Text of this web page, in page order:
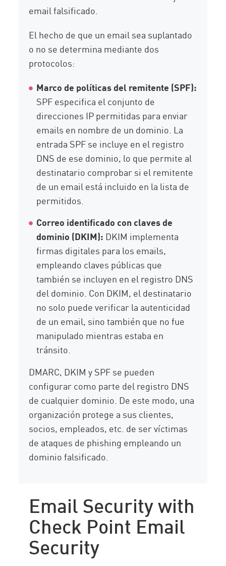
email falsificado.
El hecho de que un email sea suplantado
o no se determina mediante dos
protocolos:
Marco de políticas del remitente (SPF):
SPF especifica el conjunto de
direcciones IP permitidas para enviar
emails en nombre de un dominio. La
entrada SPF se incluye en el registro
DNS de ese dominio, lo que permite al
destinatario comprobar si el remitente
de un email está incluido en la lista de
permitidos.
Correo identificado con claves de
dominio (DKIM): DKIM implementa
firmas digitales para los emails,
empleando claves públicas que
también se incluyen en el registro DNS
del dominio. Con DKIM, el destinatario
no solo puede verificar la autenticidad
de un email, sino también que no fue
manipulado mientras estaba en
tránsito.
DMARC, DKIM y SPF se pueden
configurar como parte del registro DNS
de cualquier dominio. De este modo, una
organización protege a sus clientes,
socios, empleados, etc. de ser víctimas
de ataques de phishing empleando un
dominio falsificado.
Email Security with
Check Point Email
Security